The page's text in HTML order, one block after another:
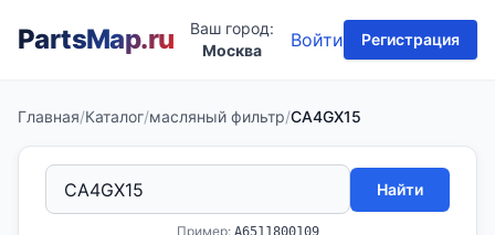
PartsMap.ru
Ваш город:
Москва
Войти Регистрация
Главная/Каталог/масляный фильтр/CA4GX15
Найти
Пример: A6511800109